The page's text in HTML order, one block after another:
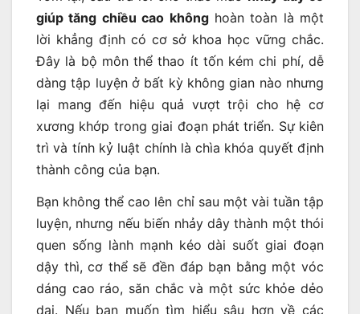
giúp tăng chiều cao khônghoàn toàn là một
lời khẳng định có cơ sở khoa học vững chắc.
Đây là bộ môn thể thao ít tốn kém chi phí, dễ
dàng tập luyện ở bất kỳ không gian nào nhưng
lại mang đến hiệu quả vượt trội cho hệ cơ
xương khớp trong giai đoạn phát triển. Sự kiên
trì và tính kỷ luật chính là chìa khóa quyết định
thành công của bạn.
Bạn không thể cao lên chỉ sau một vài tuần tập
luyện, nhưng nếu biến nhảy dây thành một thói
quen sống lành mạnh kéo dài suốt giai đoạn
dậy thì, cơ thể sẽ đền đáp bạn bằng một vóc
dáng cao ráo, săn chắc và một sức khỏe dẻo
dai. Nếu bạn muốn tìm hiểu sâu hơn về các